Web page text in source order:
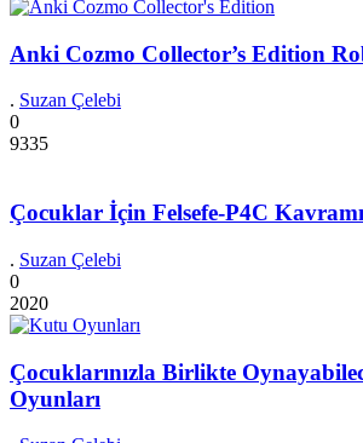
Anki Cozmo Collector’s Edition
. Suzan Çelebi
0
9335
Çocuklar İçin Felsefe-P4C
. Suzan Çelebi
0
2020
Çocuklarınızla Birlikte
Oyunları